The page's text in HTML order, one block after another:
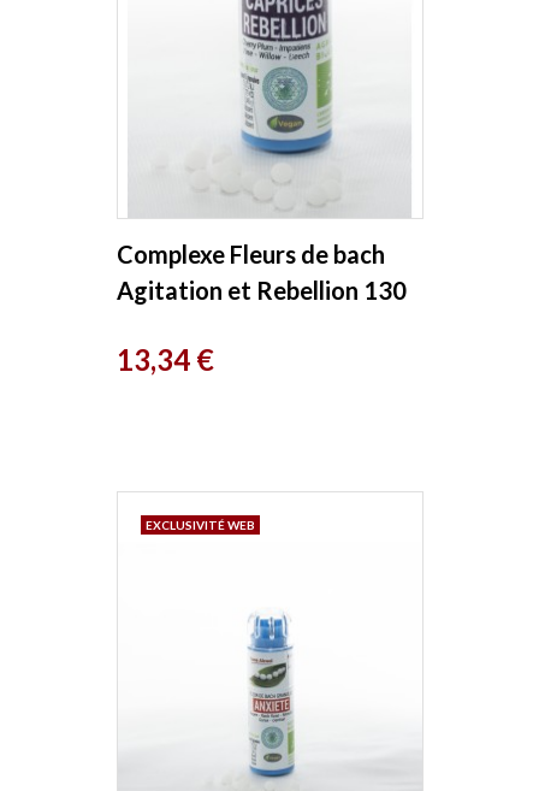
Complexe Fleurs de bach
Agitation et Rebellion 130
Prix
13,34 €
EXCLUSIVITÉ WEB